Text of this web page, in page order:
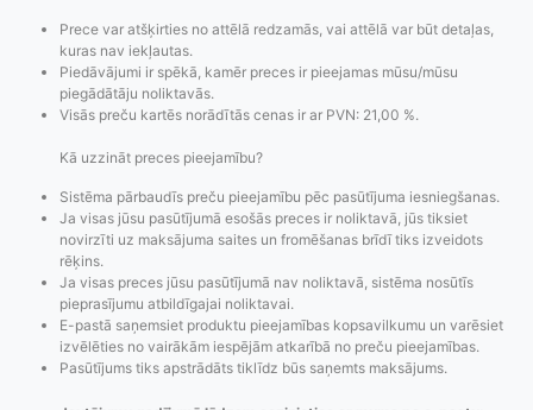
Pasūtījumu statusa
maiņas
paziņojumi,
Izsekošana,
Pasūtījumu re-
Visi pieejamie
piegādes veidi un
to izmaksas bez
lietotāja konta
izveides.
PayPal
Prece var atšķirties no attēlā redzamās, vai attēlā var būt detaļas,
kuras nav iekļautas.
Piedāvājumi ir spēkā, kamēr preces ir pieejamas mūsu/mūsu
piegādātāju noliktavās.
Visās preču kartēs norādītās cenas ir ar PVN: 21,00 %.
Kā uzzināt preces pieejamību?
Sistēma pārbaudīs preču pieejamību pēc pasūtījuma iesniegšanas.
Ja visas jūsu pasūtījumā esošās preces ir noliktavā, jūs tiksiet
novirzīti uz maksājuma saites un fromēšanas brīdī tiks izveidots
rēķins.
Ja visas preces jūsu pasūtījumā nav noliktavā, sistēma nosūtīs
pieprasījumu atbildīgajai noliktavai.
E-pastā saņemsiet produktu pieejamības kopsavilkumu un varēsiet
izvēlēties no vairākām iespējām atkarībā no preču pieejamības.
Pasūtījums tiks apstrādāts tiklīdz būs saņemts maksājums.